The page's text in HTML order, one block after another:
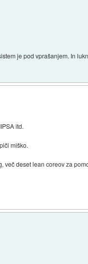
je pod vprašanjem. In
itd.
miško.
več deset lean coreov za